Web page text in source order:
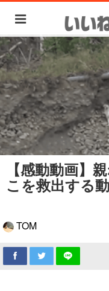
【感動動画】
こを救出する
TOM